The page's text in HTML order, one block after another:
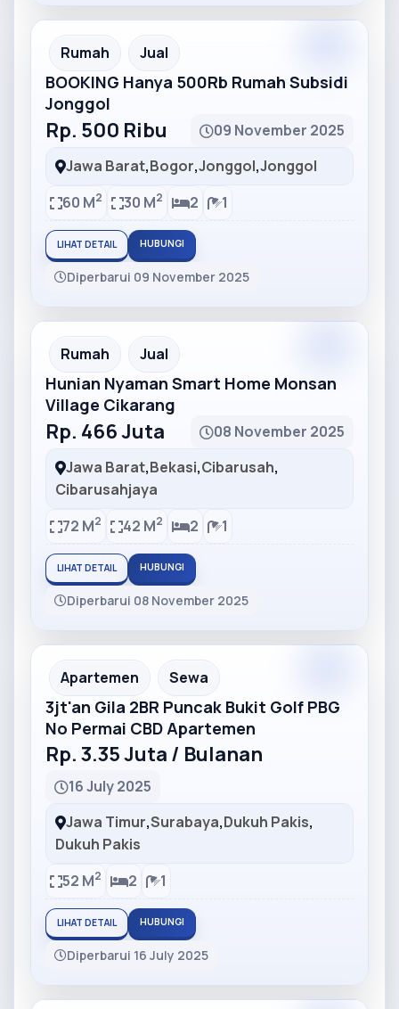
Partner Ad
Rumah Jual
BOOKING Hanya 500Rb Rumah Subsidi
Jonggol
Rp. 500 Ribu
09 November 2025
Jawa Barat,Bogor,Jonggol,Jonggol
60 M2 30 M2 2 1
LIHAT DETAIL HUBUNGI
Diperbarui 09 November 2025
Partner Ad
Rumah Jual
Hunian Nyaman Smart Home Monsan
Village Cikarang
Rp. 466 Juta
08 November 2025
Jawa Barat,Bekasi,Cibarusah,
Cibarusahjaya
72 M2 42 M2 2 1
LIHAT DETAIL HUBUNGI
Diperbarui 08 November 2025
Partner Ad
Apartemen Sewa
3jt'an Gila 2BR Puncak Bukit Golf PBG
No Permai CBD Apartemen
Rp. 3.35 Juta / Bulanan
16 July 2025
Jawa Timur,Surabaya,Dukuh Pakis,
Dukuh Pakis
52 M2 2 1
LIHAT DETAIL HUBUNGI
Diperbarui 16 July 2025